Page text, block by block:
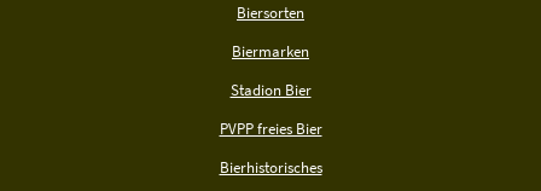
Biersorten
Biermarken
Stadion Bier
PVPP freies Bier
Bierhistorisches